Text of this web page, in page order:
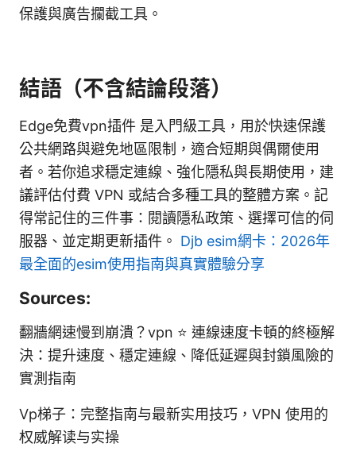
保護與廣告攔截工具。
結語（不含結論段落）
Edge免費vpn插件 是入門級工具，用於快速保護
公共網路與避免地區限制，適合短期與偶爾使用
者。若你追求穩定連線、強化隱私與長期使用，建
議評估付費 VPN 或結合多種工具的整體方案。記
得常記住的三件事：閱讀隱私政策、選擇可信的伺
服器、並定期更新插件。 Djb esim網卡：2026年
最全面的esim使用指南與真實體驗分享
Sources:
翻牆網速慢到崩潰？vpn ⭐ 連線速度卡頓的終極解
決：提升速度、穩定連線、降低延遲與封鎖風險的
實測指南
Vp梯子：完整指南与最新实用技巧，VPN 使用的
权威解读与实操